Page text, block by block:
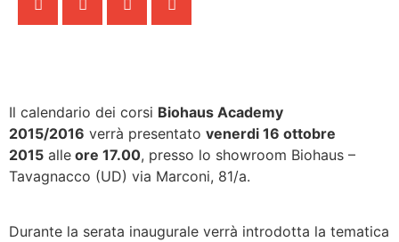
Il calendario dei corsi Biohaus Academy
2015/2016 verrà presentato venerdi 16 ottobre
2015 alle ore 17.00, presso lo showroom Biohaus –
Tavagnacco (UD) via Marconi, 81/a.
Durante la serata inaugurale verrà introdotta la tematica